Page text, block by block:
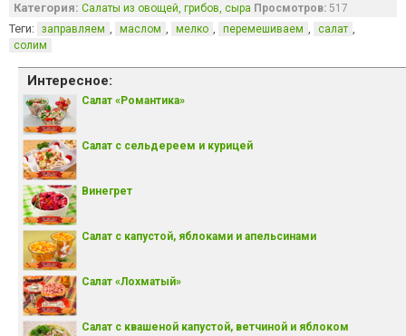
Категория: Салаты из овощей, грибов, сыра Просмотров: 517
Теги: заправляем , маслом , мелко , перемешиваем , салат ,
солим
Интересное:
Салат «Романтика»
Салат с сельдереем и курицей
Винегрет
Салат с капустой, яблоками и апельсинами
Салат «Лохматый»
Салат с квашеной капустой, ветчиной и яблоком